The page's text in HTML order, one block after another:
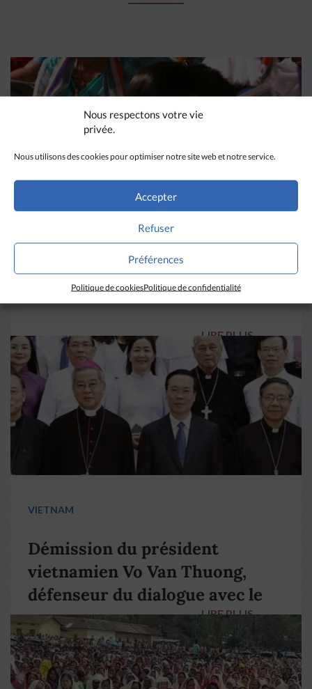
Nous respectons votre vie
privée.
Nous utilisons des cookies pour optimiser notre site web et notre service.
Accepter
Refuser
Préférences
Politique de cookiesPolitique de confidentialité
La revue de presse de la
semaine du 18 mars
LIRE PLUS →
VIETNAM
Démission du président
vietnamien Vo Van Thuong,
défenseur du dialogue avec le
pape François
LIRE PLUS →